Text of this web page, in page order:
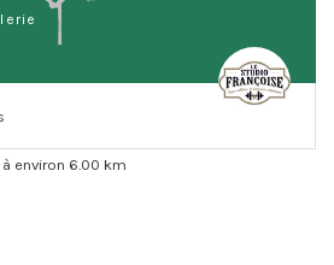
à environ 6.00 km